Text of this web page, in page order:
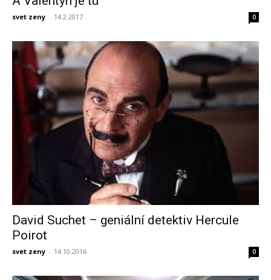
svet zeny - 14.2.2017 0
David Suchet – geniální detektiv Hercule
Poirot
svet zeny - 14.10.2016 0